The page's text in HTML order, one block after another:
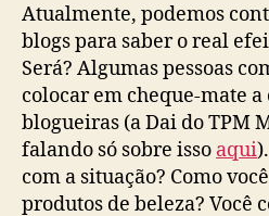
Atualmente, podemos
blogs para saber o real
Será? Algumas pessoas
colocar em cheque-mate
blogueiras (a Dai do TPM
falando só sobre isso aqui
com a situação? Como
produtos de beleza? Você